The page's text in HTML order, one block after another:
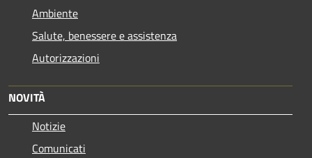
Ambiente
Salute, benessere e assistenza
Autorizzazioni
NOVITÀ
Notizie
Comunicati